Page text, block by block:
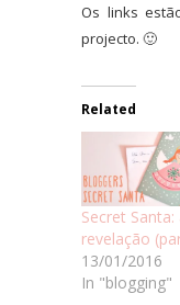
Os links
projecto. 🙂
Related
Secret Santa:
revelação
13/01/2016
In "blogging"